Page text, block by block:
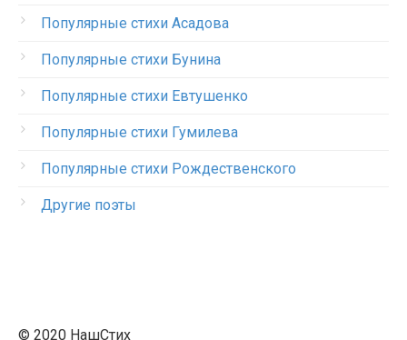
Популярные стихи Асадова
Популярные стихи Бунина
Популярные стихи Евтушенко
Популярные стихи Гумилева
Популярные стихи Рождественского
Другие поэты
© 2020 НашСтих